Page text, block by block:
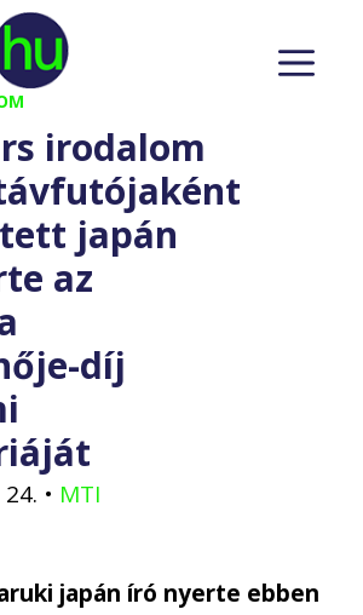
irodalom
japán
az
díj
• MTI
japán író nyerte ebben